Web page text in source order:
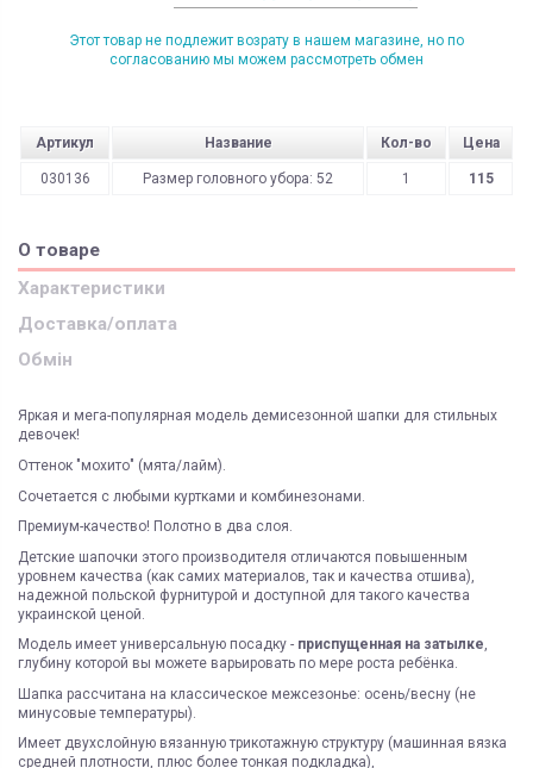
Этот товар не подлежит возрату в нашем магазине, но по
согласованию мы можем рассмотреть обмен
Артикул Название Кол-во Цена
030136 Размер головного убора: 52 1 115
О товаре
Характеристики
Доставка/оплата
Обмін
Яркая и мега-популярная модель демисезонной шапки для стильных
девочек!
Оттенок "мохито" (мята/лайм).
Сочетается с любыми куртками и комбинезонами.
Премиум-качество! Полотно в два слоя.
Детские шапочки этого производителя отличаются повышенным
уровнем качества (как самих материалов, так и качества отшива),
надежной польской фурнитурой и доступной для такого качества
украинской ценой.
Модель имеет универсальную посадку - приспущенная на затылке,
глубину которой вы можете варьировать по мере роста ребёнка.
Шапка рассчитана на классическое межсезонье: осень/весну (не
минусовые температуры).
Имеет двухслойную вязанную трикотажную структуру (машинная вязка
средней плотности, плюс более тонкая подкладка),